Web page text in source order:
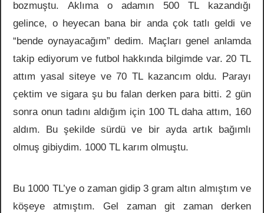
bozmuştu. Aklıma o adamın 500 TL kazandığı
gelince, o heyecan bana bir anda çok tatlı geldi ve
“bende oynayacağım” dedim. Maçları genel anlamda
takip ediyorum ve futbol hakkında bilgimde var. 20 TL
attım yasal siteye ve 70 TL kazancım oldu. Parayı
çektim ve sigara şu bu falan derken para bitti. 2 gün
sonra onun tadını aldığım için 100 TL daha attım, 160
aldım. Bu şekilde sürdü ve bir ayda artık bağımlı
olmuş gibiydim. 1000 TL karım olmuştu.
Bu 1000 TL’ye o zaman gidip 3 gram altın almıştım ve
köşeye atmıştım. Gel zaman git zaman derken